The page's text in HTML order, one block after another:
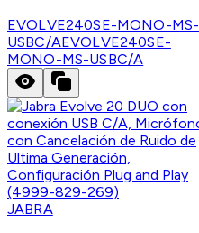
EVOLVE240SE-MONO-MS-
USBC/AEVOLVE240SE-
MONO-MS-USBC/A
JABRA